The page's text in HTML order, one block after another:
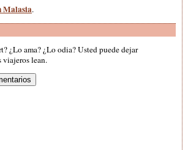
Malasia.
¿Lo ama? ¿Lo odia? Usted puede dejar
viajeros lean.